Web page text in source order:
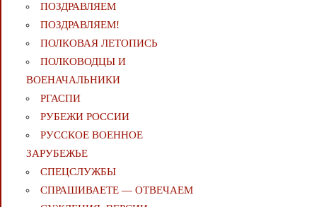
ПОЗДРАВЛЯЕМ
ПОЗДРАВЛЯЕМ!
ПОЛКОВАЯ ЛЕТОПИСЬ
ПОЛКОВОДЦЫ И
ВОЕНАЧАЛЬНИКИ
РГАСПИ
РУБЕЖИ РОССИИ
РУССКОЕ ВОЕННОЕ
ЗАРУБЕЖЬЕ
СПЕЦСЛУЖБЫ
СПРАШИВАЕТЕ — ОТВЕЧАЕМ